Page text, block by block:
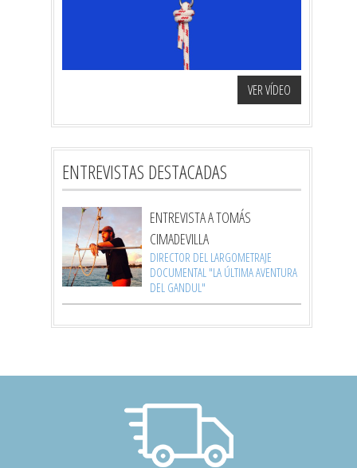
VER VÍDEO
ENTREVISTAS DESTACADAS
ENTREVISTA A TOMÁS
CIMADEVILLA
DIRECTOR DEL LARGOMETRAJE
DOCUMENTAL "LA ÚLTIMA AVENTURA
DEL GANDUL"